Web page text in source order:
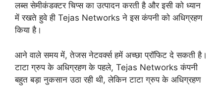
लब्स सेमीकंडक्टर चिप्स का उत्पादन करती है और इसी को ध्यान
में रखते हुवे ही Tejas Networks ने इस कंपनी को अधिग्रहण
किया है।
आने वाले समय में, तेजस नेटवर्क्स हमें अच्छा प्रॉफिट दे सकती है।
टाटा ग्रुप के अधिग्रहण के पहले, Tejas Networks कंपनी
बहुत बड़ा नुकसान उठा रही थी, लेकिन टाटा ग्रुप के अधिग्रहण